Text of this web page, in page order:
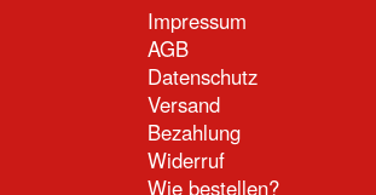
Impressum
AGB
Datenschutz
Versand
Bezahlung
Widerruf
Wie bestellen?